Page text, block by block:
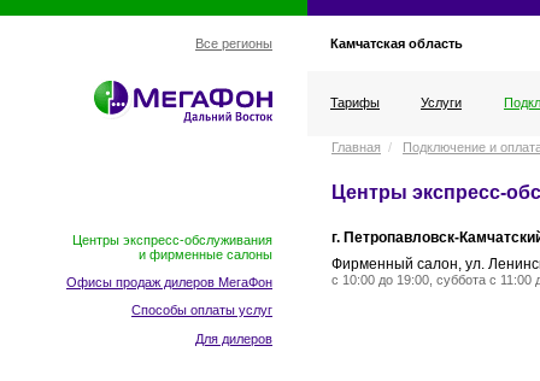
Все регионы Камчатская область
Тарифы Услуги
Центры экспресс-обслуживания
и фирменные салоны
Офисы продаж дилеров МегаФон
Способы оплаты услуг
Для дилеров
Главная / Подключение и
Центры экспресс-
г. Петропавловск-
Фирменный салон, ул.
с 10:00 до 19:00, суббота с